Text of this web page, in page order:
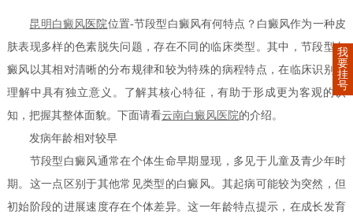
昆明 白癜风 医院位置-节段型白癜风有何特点？白癜风作为一种皮
肤表现多样的色素脱失问题，存在不同的临床类型。其中，节段型白
癜风以其相对清晰的分布规律和较为特殊的病程特点，在临床识别与
理解中具有独立意义。了解其核心特征，有助于形成更为客观的认
知，把握其整体面貌。下面请看云南白癜风医院的介绍。
发病年龄相对较早
节段型白癜风通常在个体生命早期显现，多见于儿童及青少年时
期。这一点区别于其他常见类型的白癜风。其起病可能较为突然，但
初始阶段的进展速度存在个体差异。这一年龄特点提示，在成长发育
我
要
挂
号